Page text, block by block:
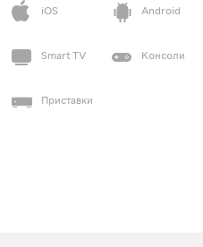
iOS
Android
Smart TV Консоли
Приставки